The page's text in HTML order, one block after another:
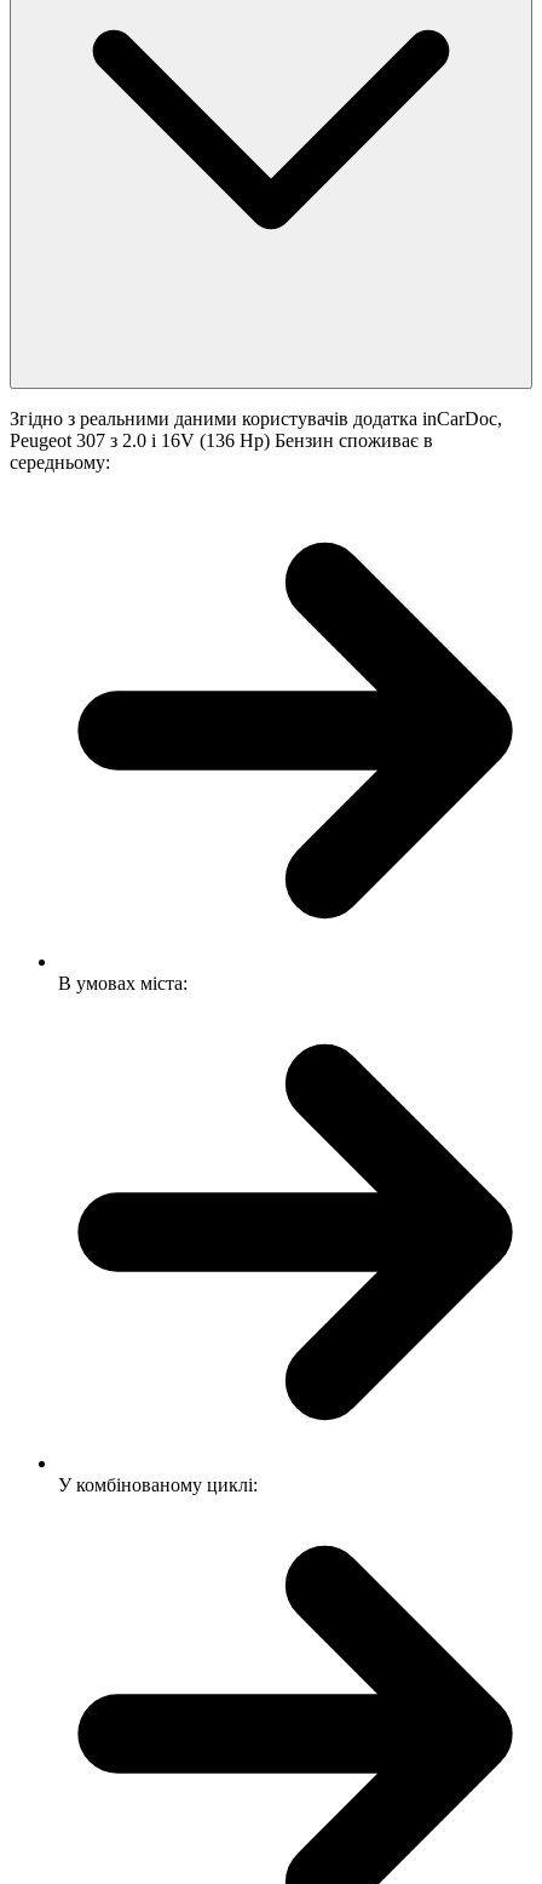
Згідно з реальними даними користувачів додатка inCarDoc,
Peugeot 307 з 2.0 i 16V (136 Hp) Бензин споживає в
середньому:
В умовах міста:
У комбінованому циклі: